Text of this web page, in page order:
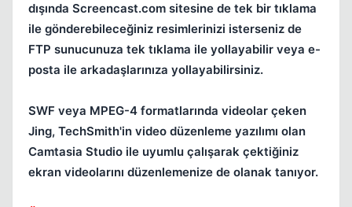
dışında Screencast.com sitesine de tek bir tıklama
ile gönderebileceğiniz resimlerinizi isterseniz de
FTP sunucunuza tek tıklama ile yollayabilir veya e-
posta ile arkadaşlarınıza yollayabilirsiniz.
SWF veya MPEG-4 formatlarında videolar çeken
Jing, TechSmith'in video düzenleme yazılımı olan
Camtasia Studio ile uyumlu çalışarak çektiğiniz
ekran videolarını düzenlemenize de olanak tanıyor.